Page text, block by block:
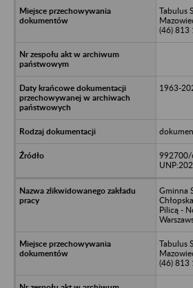
Tabulus
(46) 813
1963-
992700/
Gminna
Pilicą -
Tabulus
(46) 813